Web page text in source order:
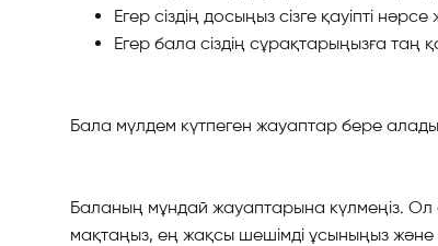
Егер сіздің досыңыз сізге қауіпті
Егер бала сіздің сұрақтарыңызға
Бала мүлдем күтпеген жауаптар бере
Баланың мұндай жауаптарына күлмеңіз.
мақтаңыз, ең жақсы шешімді ұсыныңыз